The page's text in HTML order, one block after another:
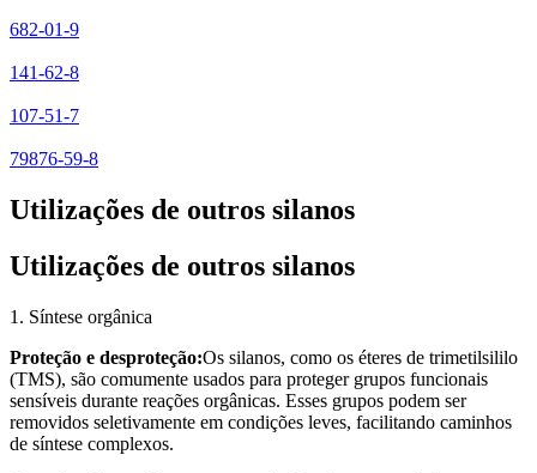
682-01-9
141-62-8
107-51-7
79876-59-8
Utilizações de outros silanos
Utilizações de outros silanos
1. Síntese orgânica
Proteção e desproteção:Os silanos, como os éteres de trimetilsililo
(TMS), são comumente usados para proteger grupos funcionais
sensíveis durante reações orgânicas. Esses grupos podem ser
removidos seletivamente em condições leves, facilitando caminhos
de síntese complexos.